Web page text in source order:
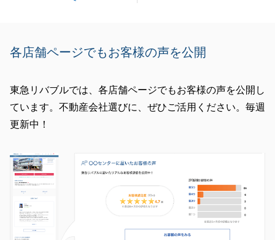
各店舗ページでもお客様の声を公開
東急リバブルでは、各店舗ページでもお客様の声を公開し
ています。不動産会社選びに、ぜひご活用ください。毎週
更新中！